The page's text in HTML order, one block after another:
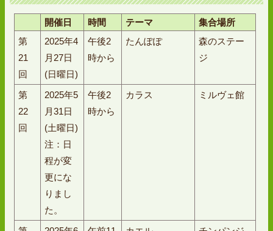
開催日 時間 テーマ
集合場所
第
21
回
2025年4
月27日
(日曜日)
午後2
時から
たんぽぽ
森のステー
ジ
第
22
回
2025年5
月31日
(土曜日)
注：日
程が変
更にな
りまし
た。
午後2
時から
カラス ミルヴェ館